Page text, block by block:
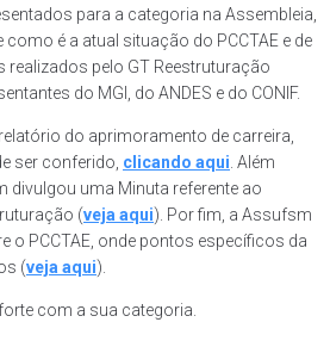
para a categoria na Assembleia,
é a atual situação do PCCTAE e de
pelo GT Reestruturação
do MGI, do ANDES e do CONIF.
do aprimoramento de carreira,
ser conferido, clicando aqui . Além
divulgou uma Minuta referente ao
(veja aqui). Por fim, a Assufsm
o PCCTAE, onde pontos específicos da
(veja aqui).
com a sua categoria.